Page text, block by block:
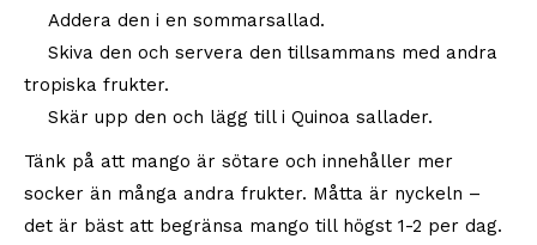
Addera den i en sommarsallad.
Skiva den och servera den tillsammans med andra
tropiska frukter.
Skär upp den och lägg till i Quinoa sallader.
Tänk på att mango är sötare och innehåller mer
socker än många andra frukter. Måtta är nyckeln –
det är bäst att begränsa mango till högst 1-2 per dag.